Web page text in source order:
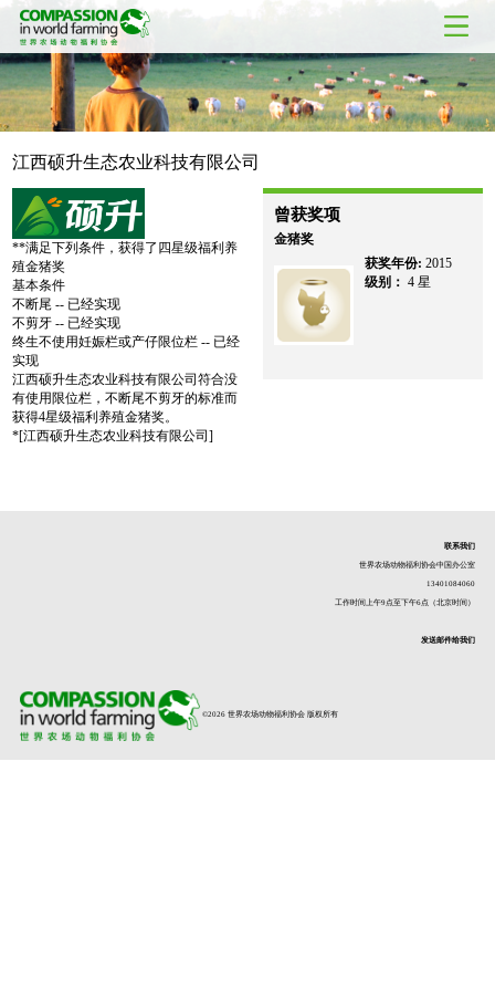
江西硕升生态农业科技有限公司
曾获奖项
金猪奖
获奖年份: 2015
级别： 4 星
**满足下列条件，获得了四星级福利养
殖金猪奖
基本条件
不断尾 -- 已经实现
不剪牙 -- 已经实现
终生不使用妊娠栏或产仔限位栏 -- 已经
实现
江西硕升生态农业科技有限公司符合没
有使用限位栏，不断尾不剪牙的标准而
获得4星级福利养殖金猪奖。
*[江西硕升生态农业科技有限公司]
联系我们
世界农场动物福利协会中国办公室
13401084060
工作时间上午9点至下午6点（北京时间）
发送邮件给我们
©2026 世界农场动物福利协会 版权所有